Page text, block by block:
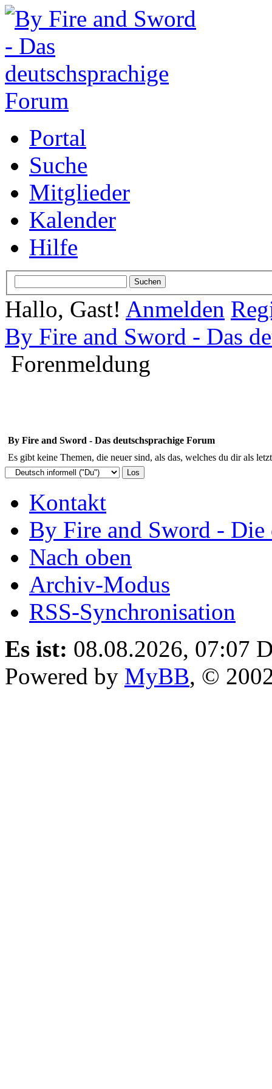
Portal
Suche
Mitglieder
Kalender
Hilfe
Hallo, Gast! Anmelden
By Fire and Sword - Das
Forenmeldung
By Fire and Sword - Das deutschsprachige Forum
Es gibt keine Themen, die neuer sind, als das, welches du dir als
Kontakt
By Fire and Sword -
Nach oben
Archiv-Modus
RSS-Synchronisation
Es ist: 08.08.2026, 07:07
Powered by MyBB, ©